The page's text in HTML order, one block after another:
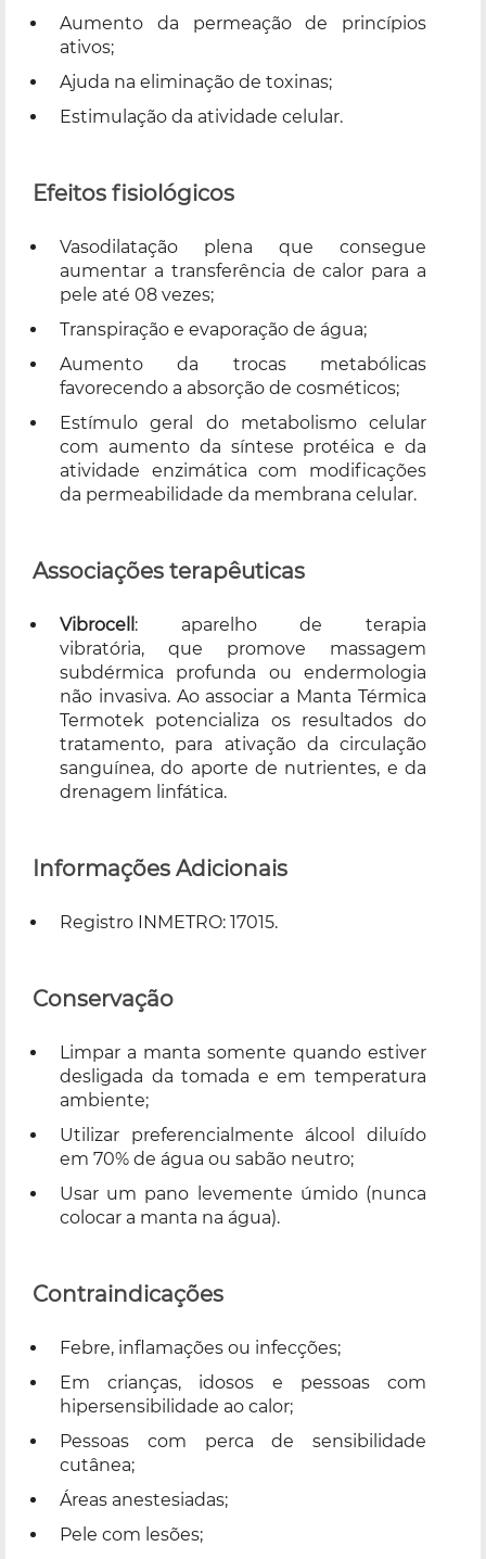
Aumento da permeação de princípios
ativos;
Ajuda na eliminação de toxinas;
Estimulação da atividade celular.
Efeitos fisiológicos
Vasodilatação plena que consegue
aumentar a transferência de calor para a
pele até 08 vezes;
Transpiração e evaporação de água;
Aumento da trocas metabólicas
favorecendo a absorção de cosméticos;
Estímulo geral do metabolismo celular
com aumento da síntese protéica e da
atividade enzimática com modificações
da permeabilidade da membrana celular.
Associações terapêuticas
Vibrocell : aparelho de terapia
vibratória, que promove massagem
subdérmica profunda ou endermologia
não invasiva. Ao associar a Manta Térmica
Termotek potencializa os resultados do
tratamento, para ativação da circulação
sanguínea, do aporte de nutrientes, e da
drenagem linfática.
Informações Adicionais
Registro INMETRO: 17015.
Conservação
Limpar a manta somente quando estiver
desligada da tomada e em temperatura
ambiente;
Utilizar preferencialmente álcool diluído
em 70% de água ou sabão neutro;
Usar um pano levemente úmido (nunca
colocar a manta na água).
Contraindicações
Febre, inflamações ou infecções;
Em crianças, idosos e pessoas com
hipersensibilidade ao calor;
Pessoas com perca de sensibilidade
cutânea;
Áreas anestesiadas;
Pele com lesões;